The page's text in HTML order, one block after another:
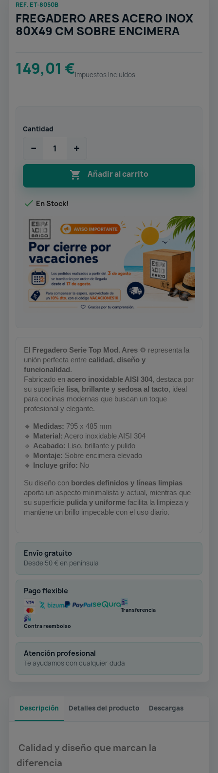
REF. ET-8050B
FREGADERO ARES ACERO INOX
80X49 CM SOBRE ENCIMERA
149,01 €Impuestos incluidos
Cantidad
− +
 Añadir al carrito
 En Stock!
El Fregadero Serie Top Mod. Ares ⚙ representa la
unión perfecta entre calidad, diseño y
funcionalidad.
Fabricado en acero inoxidable AISI 304, destaca por
su superficie lisa, brillante y sedosa al tacto, ideal
para cocinas modernas que buscan un toque
profesional y elegante.
🔹 Medidas: 795 x 485 mm
🔹 Material: Acero inoxidable AISI 304
🔹 Acabado: Liso, brillante y pulido
🔹 Montaje: Sobre encimera elevado
🔹 Incluye grifo: No
Su diseño con bordes definidos y líneas limpias
aporta un aspecto minimalista y actual, mientras que
su superficie pulida y uniforme facilita la limpieza y
mantiene un brillo impecable con el uso diario.
Envío gratuito
Desde 50 € en península
Pago flexible
Transferencia
Contra reembolso
Atención profesional
Te ayudamos con cualquier duda
Descripción Detalles del producto Descargas
Calidad y diseño que marcan la
diferencia